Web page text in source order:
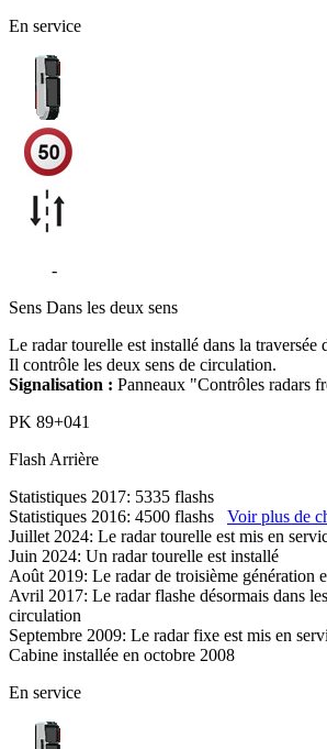
En service
-
Sens Dans les deux sens
Le radar tourelle est installé dans la traversée
Il contrôle les deux sens de circulation.
Signalisation : Panneaux "Contrôles radars
PK 89+041
Flash Arrière
Statistiques 2017: 5335 flashs
Statistiques 2016: 4500 flashs Voir plus de
Juillet 2024: Le radar tourelle est mis en
Juin 2024: Un radar tourelle est installé
Août 2019: Le radar de troisième génération
Avril 2017: Le radar flashe désormais dans
circulation
Septembre 2009: Le radar fixe est mis en
Cabine installée en octobre 2008
En service